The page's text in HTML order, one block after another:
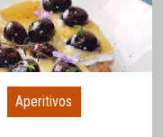
Aperitivos